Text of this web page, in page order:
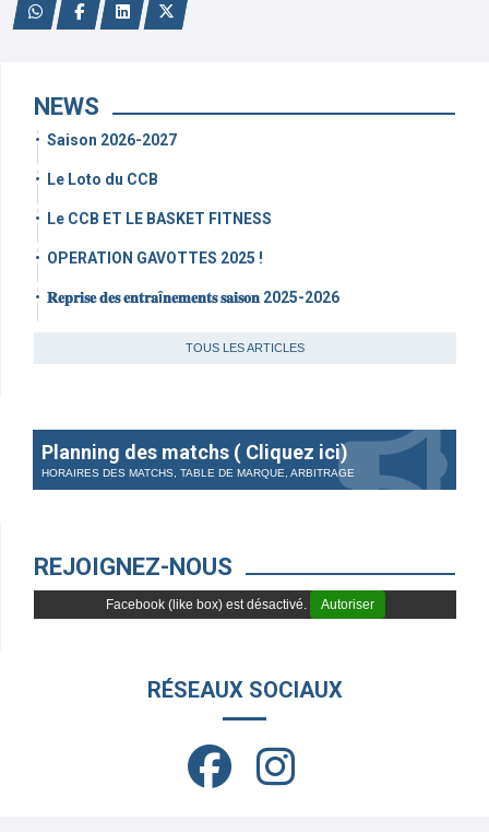
NEWS
Saison 2026-2027
Le Loto du CCB
Le CCB ET LE BASKET FITNESS
OPERATION GAVOTTES 2025 !
𝐑𝐞𝐩𝐫𝐢𝐬𝐞 𝐝𝐞𝐬 𝐞𝐧𝐭𝐫𝐚î𝐧𝐞𝐦𝐞𝐧𝐭𝐬 𝐬𝐚𝐢𝐬𝐨𝐧 2025-2026
TOUS LES ARTICLES
Planning des matchs ( Cliquez ici)
HORAIRES DES MATCHS, TABLE DE MARQUE, ARBITRAGE
REJOIGNEZ-NOUS
Facebook (like box) est désactivé. Autoriser
RÉSEAUX SOCIAUX